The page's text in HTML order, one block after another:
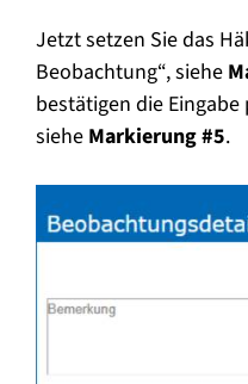
Jetzt setzen Sie das
Beobachtung“, siehe
bestätigen die Eingabe
siehe Markierung #5.